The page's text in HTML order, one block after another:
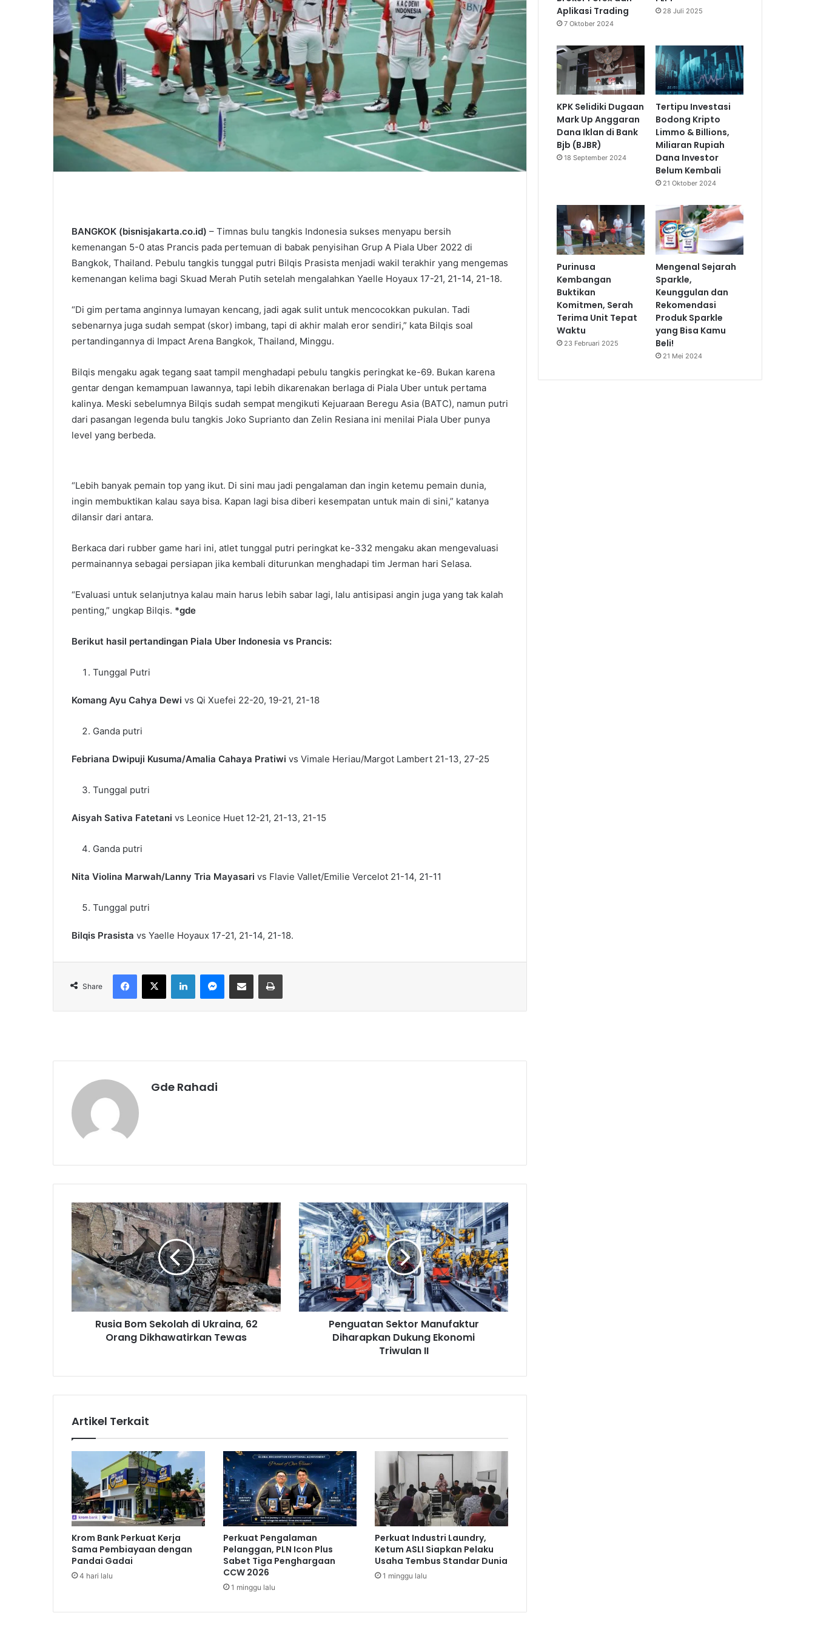
BANGKOK (bisnisjakarta.co.id) – Timnas bulu tangkis Indonesia sukses menyapu bersih
kemenangan 5-0 atas Prancis pada pertemuan di babak penyisihan Grup A Piala Uber 2022 di
Bangkok, Thailand. Pebulu tangkis tunggal putri Bilqis Prasista menjadi wakil terakhir yang mengemas
kemenangan kelima bagi Skuad Merah Putih setelah mengalahkan Yaelle Hoyaux 17-21, 21-14, 21-18.
“Di gim pertama anginnya lumayan kencang, jadi agak sulit untuk mencocokkan pukulan. Tadi
sebenarnya juga sudah sempat (skor) imbang, tapi di akhir malah eror sendiri,” kata Bilqis soal
pertandingannya di Impact Arena Bangkok, Thailand, Minggu.
Bilqis mengaku agak tegang saat tampil menghadapi pebulu tangkis peringkat ke-69. Bukan karena
gentar dengan kemampuan lawannya, tapi lebih dikarenakan berlaga di Piala Uber untuk pertama
kalinya. Meski sebelumnya Bilqis sudah sempat mengikuti Kejuaraan Beregu Asia (BATC), namun putri
dari pasangan legenda bulu tangkis Joko Suprianto dan Zelin Resiana ini menilai Piala Uber punya
level yang berbeda.
“Lebih banyak pemain top yang ikut. Di sini mau jadi pengalaman dan ingin ketemu pemain dunia,
ingin membuktikan kalau saya bisa. Kapan lagi bisa diberi kesempatan untuk main di sini,” katanya
dilansir dari antara.
Berkaca dari rubber game hari ini, atlet tunggal putri peringkat ke-332 mengaku akan mengevaluasi
permainannya sebagai persiapan jika kembali diturunkan menghadapi tim Jerman hari Selasa.
“Evaluasi untuk selanjutnya kalau main harus lebih sabar lagi, lalu antisipasi angin juga yang tak kalah
penting,” ungkap Bilqis. *gde
Berikut hasil pertandingan Piala Uber Indonesia vs Prancis:
Tunggal Putri
Komang Ayu Cahya Dewi vs Qi Xuefei 22-20, 19-21, 21-18
Ganda putri
Febriana Dwipuji Kusuma/Amalia Cahaya Pratiwi vs Vimale Heriau/Margot Lambert 21-13, 27-25
Tunggal putri
Aisyah Sativa Fatetani vs Leonice Huet 12-21, 21-13, 21-15
Ganda putri
Nita Violina Marwah/Lanny Tria Mayasari vs Flavie Vallet/Emilie Vercelot 21-14, 21-11
Tunggal putri
Bilqis Prasista vs Yaelle Hoyaux 17-21, 21-14, 21-18.
Share
Gde Rahadi
R
u
s
i
a
B
o
S
a
U
k
r
i
n
a
,
6
2
O
r
a
Rusia Bom Sekolah di Ukraina, 62
Orang Dikhawatirkan Tewas
P
e
n
g
u
a
t
a
n
o
u
f
a
k
t
u
r
D
i
h
a
Penguatan Sektor Manufaktur
Diharapkan Dukung Ekonomi
Triwulan II
Artikel Terkait
Krom Bank Perkuat Kerja
Sama Pembiayaan dengan
Pandai Gadai
4 hari lalu
Perkuat Pengalaman
Pelanggan, PLN Icon Plus
Sabet Tiga Penghargaan
CCW 2026
1 minggu lalu
Perkuat Industri Laundry,
Ketum ASLI Siapkan Pelaku
Usaha Tembus Standar Dunia
1 minggu lalu
Aplikasi Trading
7 Oktober 2024
28 Juli 2025
KPK Selidiki Dugaan
Mark Up Anggaran
Dana Iklan di Bank
Bjb (BJBR)
18 September 2024
Tertipu Investasi
Bodong Kripto
Limmo & Billions,
Miliaran Rupiah
Dana Investor
Belum Kembali
21 Oktober 2024
Purinusa
Kembangan
Buktikan
Komitmen, Serah
Terima Unit Tepat
Waktu
23 Februari 2025
Mengenal Sejarah
Sparkle,
Keunggulan dan
Rekomendasi
Produk Sparkle
yang Bisa Kamu
Beli!
21 Mei 2024